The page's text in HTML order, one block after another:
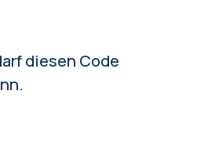
diesen Code